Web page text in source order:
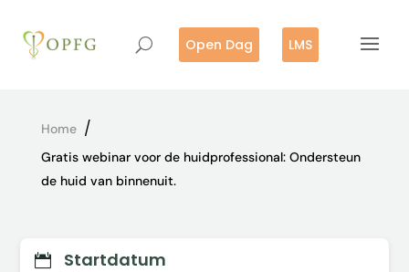
Open Dag LMS
Home /
Gratis webinar voor de huidprofessional: Ondersteun
de huid van binnenuit.
 Startdatum